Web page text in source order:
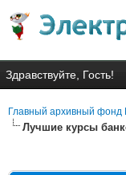
Здравствуйте, Гость!
Главный архивный фонд
Лучшие курсы